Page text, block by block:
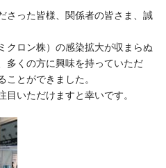
さった皆様、関係者の皆さま、誠
クロン株）の感染拡大が収まらぬ
多くの方に興味を持っていただ
ことができました。
いただけますと幸いです。